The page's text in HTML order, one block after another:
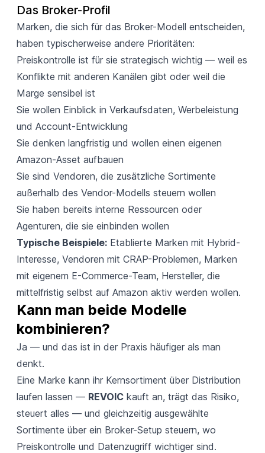
Das Broker-Profil
Marken, die sich für das Broker-Modell entscheiden,
haben typischerweise andere Prioritäten:
Preiskontrolle ist für sie strategisch wichtig — weil es
Konflikte mit anderen Kanälen gibt oder weil die
Marge sensibel ist
Sie wollen Einblick in Verkaufsdaten, Werbeleistung
und Account-Entwicklung
Sie denken langfristig und wollen einen eigenen
Amazon-Asset aufbauen
Sie sind Vendoren, die zusätzliche Sortimente
außerhalb des Vendor-Modells steuern wollen
Sie haben bereits interne Ressourcen oder
Agenturen, die sie einbinden wollen
Typische Beispiele:Etablierte Marken mit Hybrid-
Interesse, Vendoren mit CRAP-Problemen, Marken
mit eigenem E-Commerce-Team, Hersteller, die
mittelfristig selbst auf Amazon aktiv werden wollen.
Kann man beide Modelle
kombinieren?
Ja — und das ist in der Praxis häufiger als man
denkt.
Eine Marke kann ihr Kernsortiment über Distribution
laufen lassen — REVOICkauft an, trägt das Risiko,
steuert alles — und gleichzeitig ausgewählte
Sortimente über ein Broker-Setup steuern, wo
Preiskontrolle und Datenzugriff wichtiger sind.